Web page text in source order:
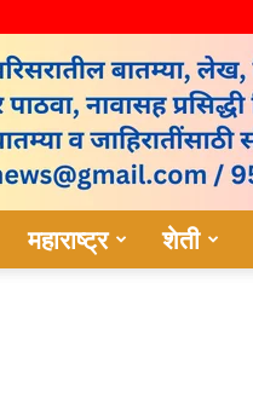
महाराष्ट्र शेती